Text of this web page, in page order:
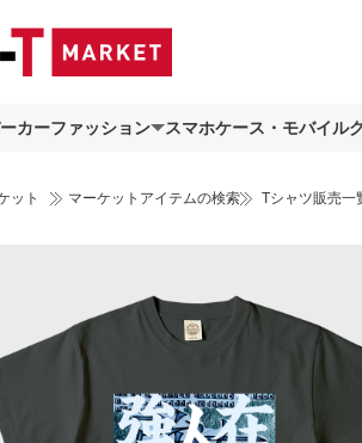
カーファッション スマホケース・モバイル
ット マーケットアイテムの検索 Tシャツ販売一